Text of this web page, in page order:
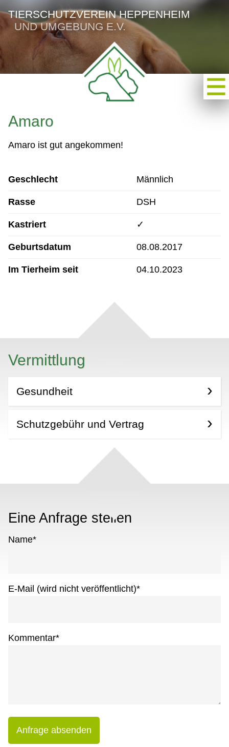
TIERSCHUTZVEREIN HEPPENHEIM
UND UMGEBUNG E.V.
Amaro
Amaro ist gut angekommen!
Geschlecht Männlich
Rasse DSH
Kastriert ✓
Geburtsdatum 08.08.2017
Im Tierheim seit 04.10.2023
Vermittlung
Gesundheit
Schutzgebühr und Vertrag
Eine Anfrage stellen
Name*
E-Mail (wird nicht veröffentlicht)*
Kommentar*
Anfrage absenden